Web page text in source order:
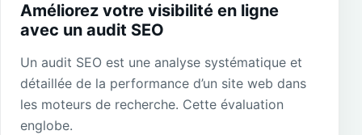
Améliorez votre visibilité en ligne
avec un audit SEO
Un audit SEO est une analyse systématique et
détaillée de la performance d’un site web dans
les moteurs de recherche. Cette évaluation
englobe.